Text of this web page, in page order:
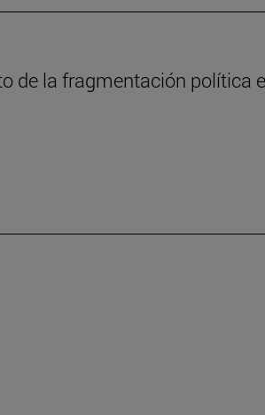
de la fragmentación política